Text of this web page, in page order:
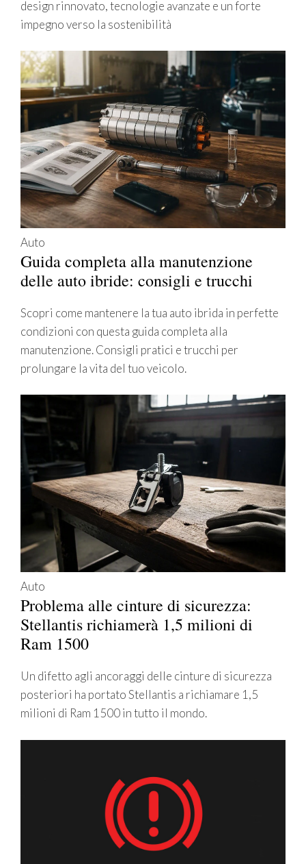
design rinnovato, tecnologie avanzate e un forte
impegno verso la sostenibilità
Auto
Guida completa alla manutenzione
delle auto ibride: consigli e trucchi
Scopri come mantenere la tua auto ibrida in perfette
condizioni con questa guida completa alla
manutenzione. Consigli pratici e trucchi per
prolungare la vita del tuo veicolo.
Auto
Problema alle cinture di sicurezza:
Stellantis richiamerà 1,5 milioni di
Ram 1500
Un difetto agli ancoraggi delle cinture di sicurezza
posteriori ha portato Stellantis a richiamare 1,5
milioni di Ram 1500 in tutto il mondo.